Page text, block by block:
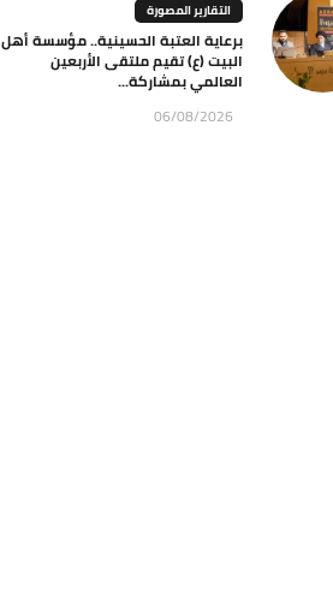
التقارير المصورة
برعاية العتبة الحسينية.. مؤسسة أهل
البيت (ع) تقيم ملتقى الأربعين
العالمي بمشاركة...
06/08/2026